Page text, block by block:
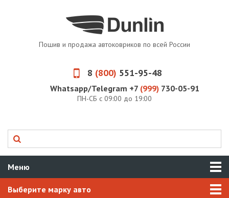
Пошив и продажа автоковриков по всей России
8 (800) 551-95-48
Whatsapp/Telegram +7 (999) 730-05-91
ПН-СБ с 09:00 до 19:00
Меню
Выберите марку авто